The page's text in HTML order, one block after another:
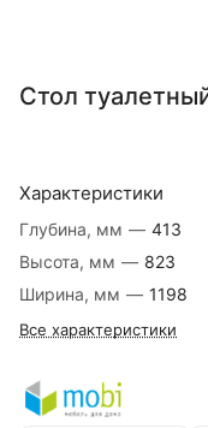
Стол
Характеристики
Глубина, мм — 413
Высота, мм — 823
Ширина, мм — 1198
Все характеристики